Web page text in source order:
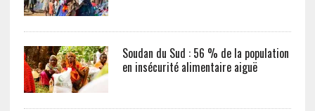
Soudan du Sud : 56 % de la population
en insécurité alimentaire aiguë